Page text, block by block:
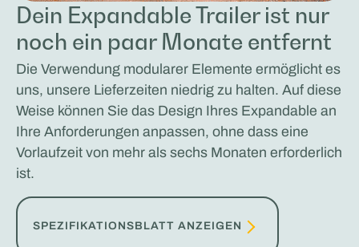
Dein Expandable Trailer ist nur
noch ein paar Monate entfernt
Die Verwendung modularer Elemente ermöglicht es
uns, unsere Lieferzeiten niedrig zu halten. Auf diese
Weise können Sie das Design Ihres Expandable an
Ihre Anforderungen anpassen, ohne dass eine
Vorlaufzeit von mehr als sechs Monaten erforderlich
ist.
SPEZIFIKATIONSBLATT ANZEIGEN